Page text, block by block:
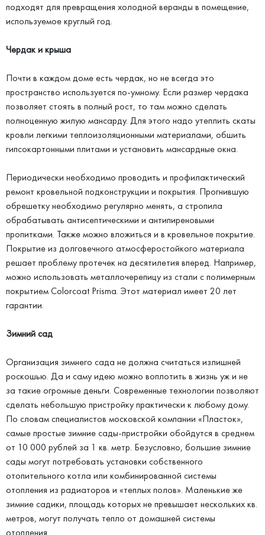
подходят для превращения холодной веранды в помещение,
используемое круглый год.
Чердак и крыша
Почти в каждом доме есть чердак, но не всегда это
пространство используется по-умному. Если размер чердака
позволяет стоять в полный рост, то там можно сделать
полноценную жилую мансарду. Для этого надо утеплить скаты
кровли легкими теплоизоляционными материалами, обшить
гипсокартонными плитами и установить мансардные окна.
Периодически необходимо проводить и профилактический
ремонт кровельной подконструкции и покрытия. Прогнившую
обрешетку необходимо регулярно менять, а стропила
обрабатывать антисептическими и антипиреновыми
пропитками. Также можно вложиться и в кровельное покрытие.
Покрытие из долговечного атмосферостойкого материала
решает проблему протечек на десятилетия вперед. Например,
можно использовать металлочерепицу из стали с полимерным
покрытием Colorcoat Prisma. Этот материал имеет 20 лет
гарантии.
Зимний сад
Организация зимнего сада не должна считаться излишней
роскошью. Да и саму идею можно воплотить в жизнь уж и не
за такие огромные деньги. Современные технологии позволяют
сделать небольшую пристройку практически к любому дому.
По словам специалистов московской компании «Пласток»,
самые простые зимние сады-пристройки обойдутся в среднем
от 10 000 рублей за 1 кв. метр. Безусловно, большие зимние
сады могут потребовать установки собственного
отопительного котла или комбинированной системы
отопления из радиаторов и «теплых полов». Маленькие же
зимние садики, площадь которых не превышает нескольких кв.
метров, могут получать тепло от домашней системы
отопления.